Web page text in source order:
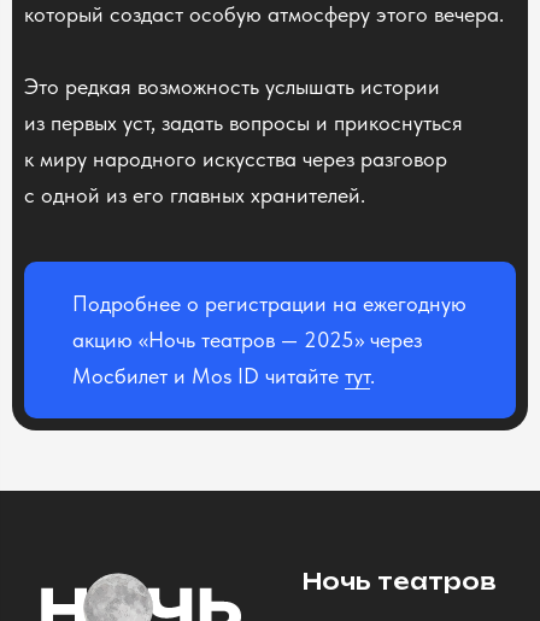
который создаст особую атмосферу этого вечера.
Это редкая возможность услышать истории
из первых уст, задать вопросы и прикоснуться
к миру народного искусства через разговор
с одной из его главных хранителей.
Подробнее о регистрации на ежегодную
акцию «Ночь театров — 2025» через
Мосбилет и Mos ID читайте тут.
Ночь театров